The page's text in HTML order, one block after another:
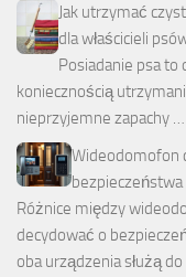
Jak utrzymać
dla właścicieli
Posiadanie psa
koniecznością
nieprzyjemne zapachy …
Wideodomofon
bezpieczeństwa
Różnice między
decydować o
oba urządzenia służą